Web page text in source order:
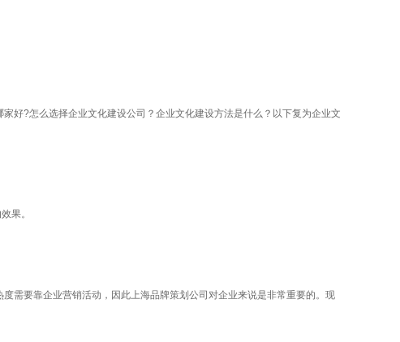
好?怎么选择企业文化建设公司？企业文化建设方法是什么？以下复为企业文
果。
需要靠企业营销活动，因此上海品牌策划公司对企业来说是非常重要的。现